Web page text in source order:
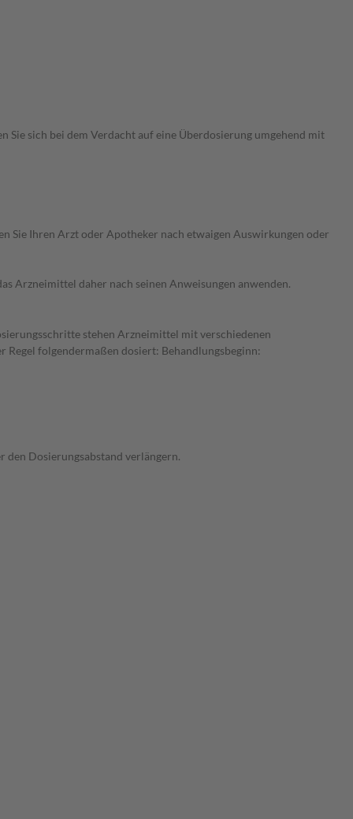
Sie sich bei dem Verdacht auf eine Überdosierung umgehend mit
Sie Ihren Arzt oder Apotheker nach etwaigen Auswirkungen oder
Arzneimittel daher nach seinen Anweisungen anwenden.
stehen Arzneimittel mit verschiedenen
folgendermaßen dosiert: Behandlungsbeginn:
den Dosierungsabstand verlängern.